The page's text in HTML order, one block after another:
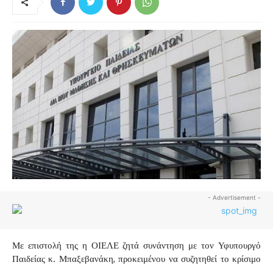
- Advertisement -
Με επιστολή της η ΟΙΕΛΕ ζητά συνάντηση με τον Υφυπουργό
Παιδείας κ. Μπαξεβανάκη, προκειμένου να συζητηθεί το κρίσιμο